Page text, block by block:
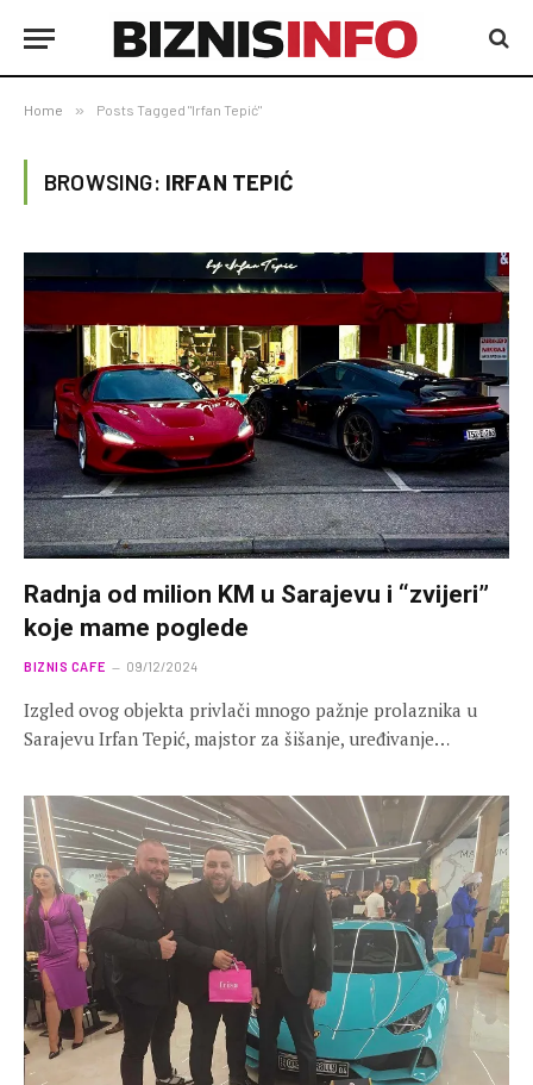
Home » Posts Tagged "Irfan Tepić"
BROWSING: IRFAN TEPIĆ
Radnja od milion KM u Sarajevu i “zvijeri”
koje mame poglede
BIZNIS CAFE 09/12/2024
Izgled ovog objekta privlači mnogo pažnje prolaznika u
Sarajevu Irfan Tepić, majstor za šišanje, uređivanje…